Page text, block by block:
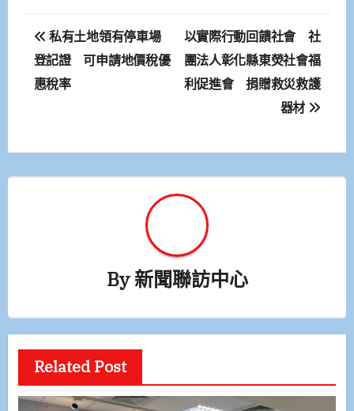
文
章
導
私有土地領有停車場
登記證 可申請地價稅優
惠稅率
以實際行動回饋社會 社
團法人彰化縣東熒社會福
利促進會 捐贈救災救護
器材
By新聞聯訪中心
Related Post